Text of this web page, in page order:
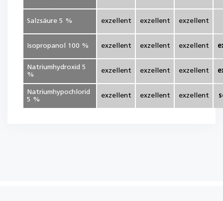
Salzsäure 5 % exzellent exzellent exzellent
Isopropanol 100 % exzellent exzellent exzellent
Natriumhydroxid 5
%
exzellent exzellent exzellent
Natriumhypochlorid
5 %
exzellent exzellent exzellent